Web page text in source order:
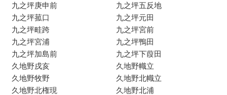
九之坪庚申前
九之坪五反地
九之坪菰口
九之坪元田
九之坪畦跨
九之坪宮前
九之坪宮浦
九之坪鴨田
九之坪加島前
九之坪下葭田
久地野戌亥
久地野幟立
久地野牧野
久地野北幟立
久地野北権現
久地野北浦